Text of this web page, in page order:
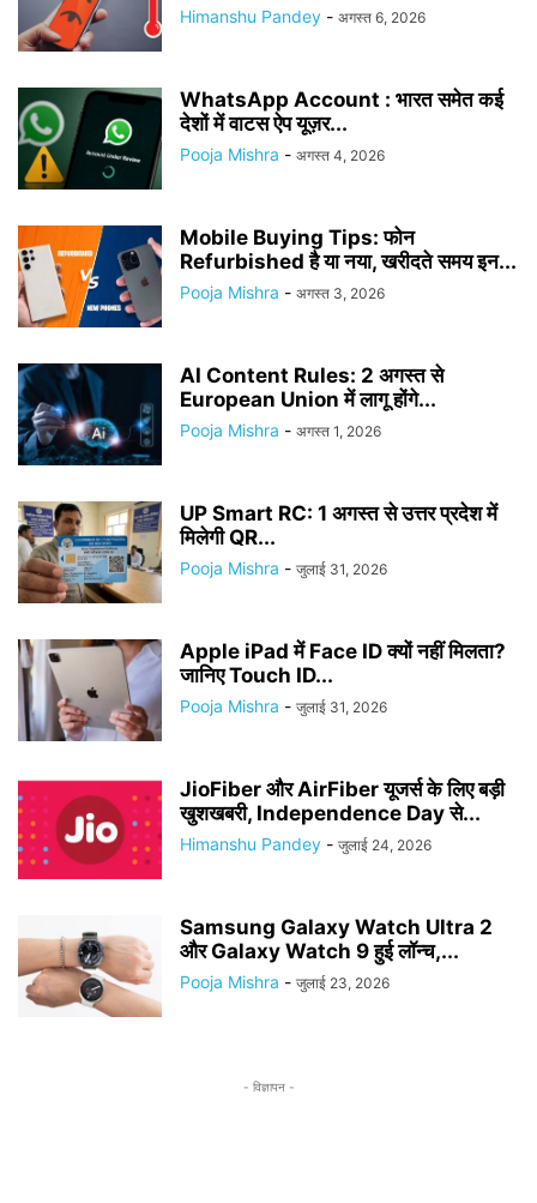
Himanshu Pandey - अगस्त 6, 2026
WhatsApp Account : भारत समेत कई
देशों में वाटस ऐप यूज़र...
Pooja Mishra - अगस्त 4, 2026
Mobile Buying Tips: फोन
Refurbished है या नया, खरीदते समय इन...
Pooja Mishra - अगस्त 3, 2026
AI Content Rules: 2 अगस्त से
European Union में लागू होंगे...
Pooja Mishra - अगस्त 1, 2026
UP Smart RC: 1 अगस्त से उत्तर प्रदेश में
मिलेगी QR...
Pooja Mishra - जुलाई 31, 2026
Apple iPad में Face ID क्यों नहीं मिलता?
जानिए Touch ID...
Pooja Mishra - जुलाई 31, 2026
JioFiber और AirFiber यूजर्स के लिए बड़ी
खुशखबरी, Independence Day से...
Himanshu Pandey - जुलाई 24, 2026
Samsung Galaxy Watch Ultra 2
और Galaxy Watch 9 हुई लॉन्च,...
Pooja Mishra - जुलाई 23, 2026
- विज्ञापन -